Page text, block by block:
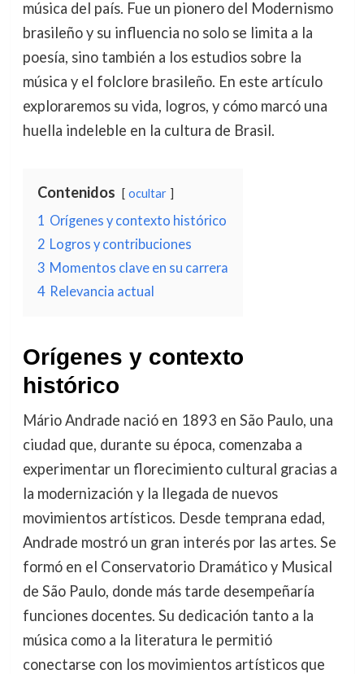
música del país. Fue un pionero del Modernismo
brasileño y su influencia no solo se limita a la
poesía, sino también a los estudios sobre la
música y el folclore brasileño. En este artículo
exploraremos su vida, logros, y cómo marcó una
huella indeleble en la cultura de Brasil.
Contenidos ocultar
1 Orígenes y contexto histórico
2 Logros y contribuciones
3 Momentos clave en su carrera
4 Relevancia actual
Orígenes y contexto
histórico
Mário Andrade nació en 1893 en São Paulo, una
ciudad que, durante su época, comenzaba a
experimentar un florecimiento cultural gracias a
la modernización y la llegada de nuevos
movimientos artísticos. Desde temprana edad,
Andrade mostró un gran interés por las artes. Se
formó en el Conservatorio Dramático y Musical
de São Paulo, donde más tarde desempeñaría
funciones docentes. Su dedicación tanto a la
música como a la literatura le permitió
conectarse con los movimientos artísticos que